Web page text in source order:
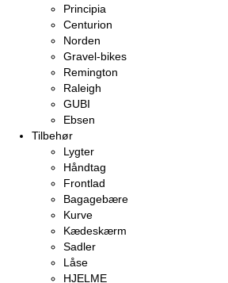
Principia
Centurion
Norden
Gravel-bikes
Remington
Raleigh
GUBI
Ebsen
Tilbehør
Lygter
Håndtag
Frontlad
Bagagebære
Kurve
Kædeskærm
Sadler
Låse
HJELME